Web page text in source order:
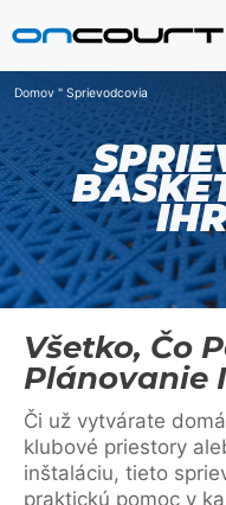
na
Domov " Sprievodcovia
Všetko, Čo
Plánovanie
Či už vytvárate
klubové priestory
inštaláciu, tieto
praktickú pomoc v